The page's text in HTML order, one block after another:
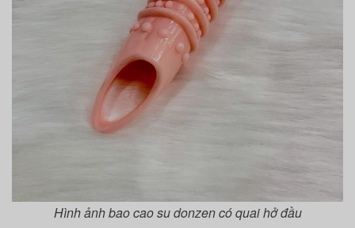
Hình ảnhbao cao su donzen có quai hở đầu